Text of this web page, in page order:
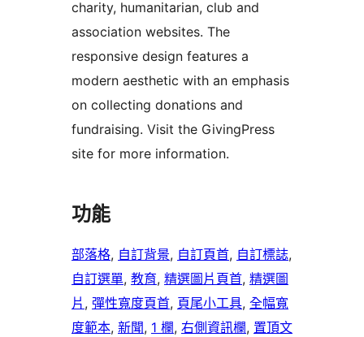
charity, humanitarian, club and
association websites. The
responsive design features a
modern aesthetic with an emphasis
on collecting donations and
fundraising. Visit the GivingPress
site for more information.
功能
部落格, 自訂背景, 自訂頁首, 自訂標誌
自訂選單, 教育, 精選圖片頁首, 精選圖
片 , 彈性寬度頁首, 頁尾小工具, 全幅寬
度範本, 新聞, 1 欄, 右側資訊欄, 置頂文